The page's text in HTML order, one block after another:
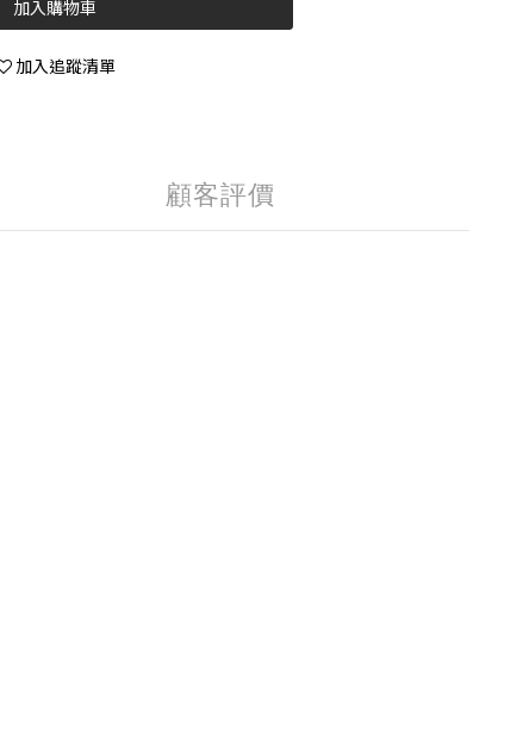
加入購物車
加入追蹤清單
顧客評價